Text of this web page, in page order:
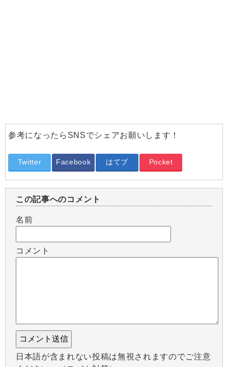
参考になったらSNSでシェアお願いします！
Twitter Facebook はてブ Pocket
この記事へのコメント
名前
コメント
日本語が含まれない投稿は無視されますのでご注意